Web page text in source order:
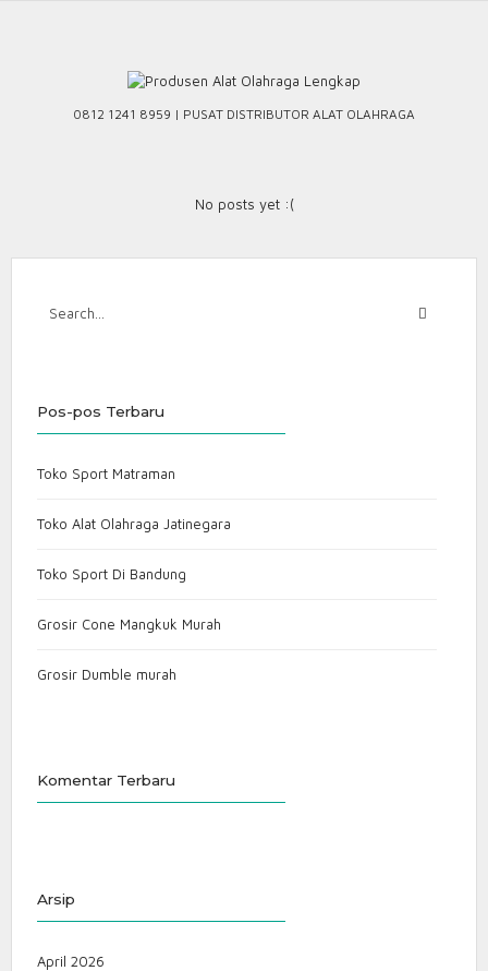
0812 1241 8959 | PUSAT DISTRIBUTOR ALAT OLAHRAGA
No posts yet :(
Pos-pos Terbaru
Toko Sport Matraman
Toko Alat Olahraga Jatinegara
Toko Sport Di Bandung
Grosir Cone Mangkuk Murah
Grosir Dumble murah
Komentar Terbaru
Arsip
April 2026